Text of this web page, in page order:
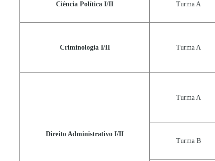
Ciência Política I/II Turma A
Criminologia I/II Turma A
Direito Administrativo I/II
Turma A
Turma B